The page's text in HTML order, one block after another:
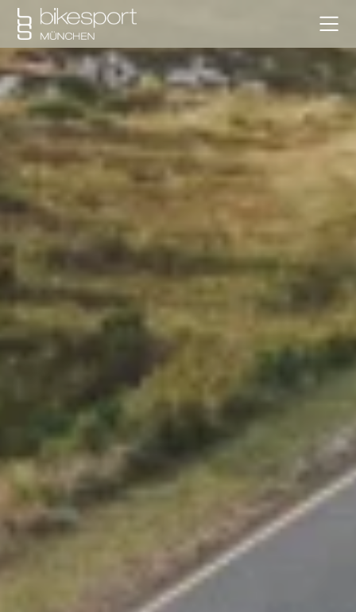
SPECIALIZED
YETI CYCLES
PORTFOLIO
WERKSTATT
KONTAKT